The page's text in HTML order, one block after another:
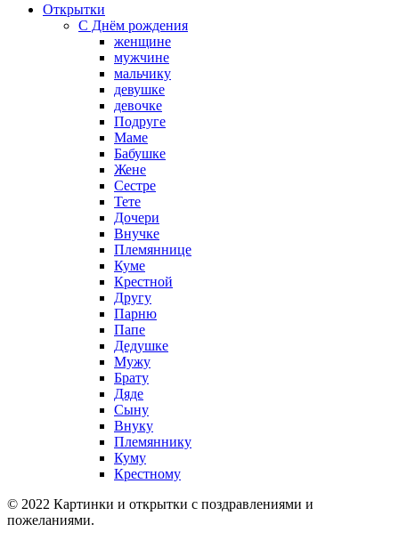
Открытки
С Днём рождения
женщине
мужчине
мальчику
девушке
девочке
Подруге
Маме
Бабушке
Жене
Сестре
Тете
Дочери
Внучке
Племяннице
Куме
Крестной
Другу
Парню
Папе
Дедушке
Мужу
Брату
Дяде
Сыну
Внуку
Племяннику
Куму
Крестному
© 2022 Картинки и открытки с поздравлениями и
пожеланиями.